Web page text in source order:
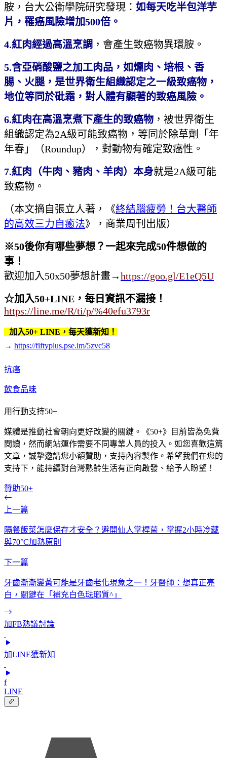
胺，台大公衛學院研究發現： 如每天吃半包洋芋
片，罹癌風險增加500倍。
4.紅肉經過高溫烹調 ，會產生致癌物異環胺。
5.含亞硝酸鹽之加工肉品，如燻肉、培根、香
腸、火腿，是世界衛生組織認定之一級致癌物，
地位等同於砒霜，對人體有顯著的致癌風險。
6.紅肉在高溫烹煮下產生的致癌物 ，被世界衛生
組織認定為2A級可能致癌物，等同於除草劑「年
年春」（Roundup），對動物有確定致癌性。
7.紅肉（牛肉、豬肉、羊肉）本身就是2A級可能
致癌物。
（本文摘自張立人著，《終結腦疲勞！台大醫師
的高效三力自癒法》，商業周刊出版）
※50後你有哪些夢想？一起來完成50件想做的
事！
歡迎加入50x50夢想計畫 →https://goo.gl/E1eQ5U
☆加入50+LINE，每日資訊不漏接！
https://line.me/R/ti/p/%40efu3793r
加入50+ LINE，每天獲新知！
→ https://fiftyplus.pse.im/5zvc58
抗癌
飲食品味
用行動支持50+
媒體是推動社會朝向更好改變的關鍵。《50+》目前皆為免費
閱讀，然而網站運作需要不同專業人員的投入。如您喜歡這篇
文章，誠摯邀請您小額贊助，支持內容製作。希望我們在您的
支持下，能持續對台灣熟齡生活有正向啟發、給予人盼望！
贊助50+
上一篇
隔餐飯菜怎麼保存才安全？避開仙人掌桿菌，掌握2小時冷藏
與70°C加熱原則
下一篇
牙齒漸漸變黃可能是牙齒老化現象之一！牙醫師：想真正亮
白，關鍵在「補充白色琺瑯質^」
加FB熱議討論
加LINE獲新知
f
LINE